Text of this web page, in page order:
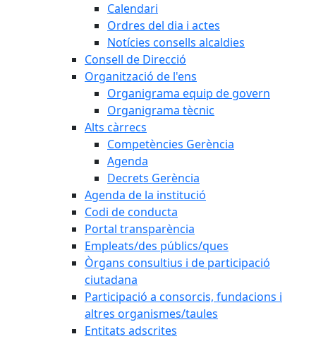
Calendari
Ordres del dia i actes
Notícies consells alcaldies
Consell de Direcció
Organització de l'ens
Organigrama equip de govern
Organigrama tècnic
Alts càrrecs
Competències Gerència
Agenda
Decrets Gerència
Agenda de la institució
Codi de conducta
Portal transparència
Empleats/des públics/ques
Òrgans consultius i de participació
ciutadana
Participació a consorcis, fundacions i
altres organismes/taules
Entitats adscrites